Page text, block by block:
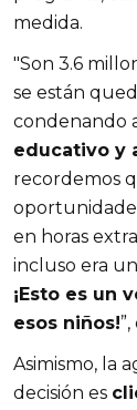
medida.
"Son 3.6
se están
condenando
educativo y
recordemos
en horas
incluso era
¡Esto es un
esos niños!
Asimismo, la
decisión es